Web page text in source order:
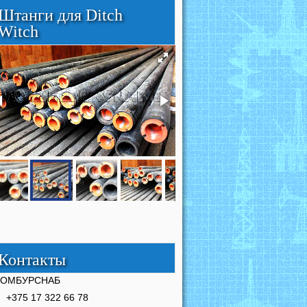
для Ditch
+375 17 322 66 78